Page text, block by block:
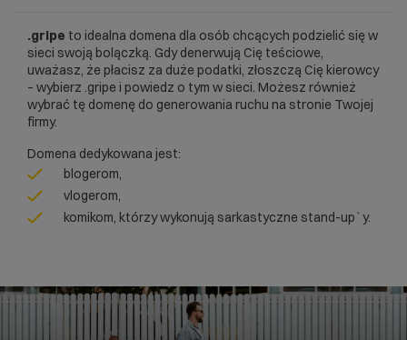
.gripe to idealna domena dla osób chcących podzielić się w
sieci swoją bolączką. Gdy denerwują Cię teściowe,
uważasz, że płacisz za duże podatki, złoszczą Cię kierowcy
– wybierz .gripe i powiedz o tym w sieci. Możesz również
wybrać tę domenę do generowania ruchu na stronie Twojej
firmy.
Domena dedykowana jest:
blogerom,
vlogerom,
komikom, którzy wykonują sarkastyczne stand-up`y.